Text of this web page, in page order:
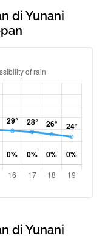
di Yunani
di Yunani